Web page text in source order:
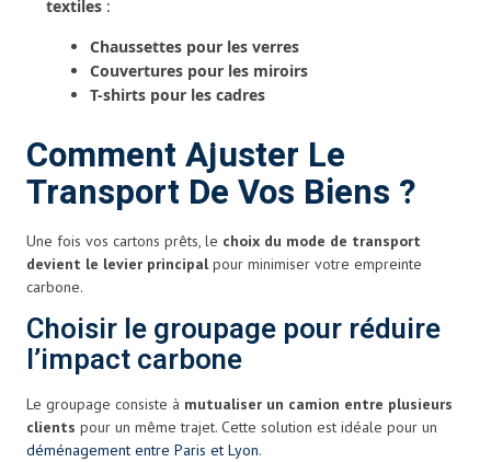
textiles:
Chaussettes pour les verres
Couvertures pour les miroirs
T-shirts pour les cadres
Comment Ajuster Le
Transport De Vos Biens ?
Une fois vos cartons prêts, le choix du mode de transport
devient le levier principalpour minimiser votre empreinte
carbone.
Choisir le groupage pour réduire
l’impact carbone
Le groupage consiste à mutualiser un camion entre plusieurs
clients pour un même trajet. Cette solution est idéale pour un
déménagement entre Paris et Lyon.